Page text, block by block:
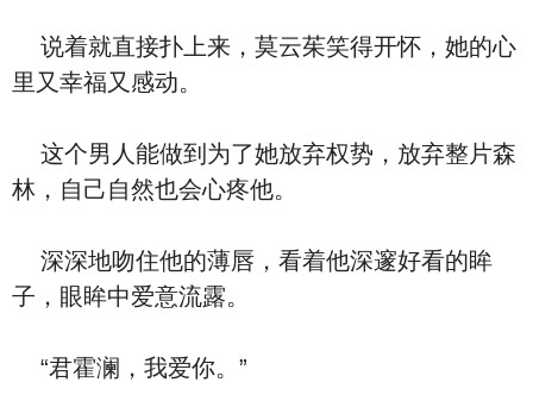
说着就直接扑上来，莫云茱笑得开怀，她的心
里又幸福又感动。
这个男人能做到为了她放弃权势，放弃整片森
林，自己自然也会心疼他。
深深地吻住他的薄唇，看着他深邃好看的眸
子，眼眸中爱意流露。
“君霍澜，我爱你。”